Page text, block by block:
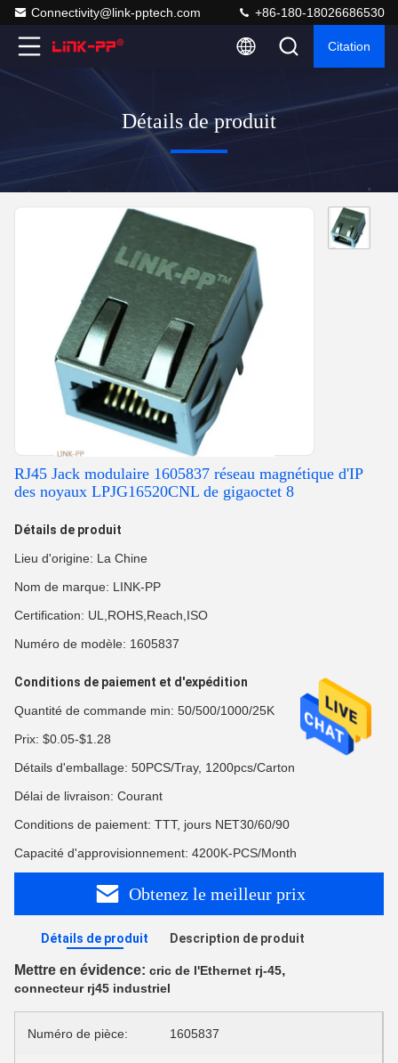
Connectivity@link-pptech.com +86-180-18026686530
Citation
Détails de produit
RJ45 Jack modulaire 1605837 réseau magnétique d'IP
des noyaux LPJG16520CNL de gigaoctet 8
Détails de produit
Lieu d'origine: La Chine
Nom de marque: LINK-PP
Certification: UL,ROHS,Reach,ISO
Numéro de modèle: 1605837
Conditions de paiement et d'expédition
Quantité de commande min: 50/500/1000/25K
Prix: $0.05-$1.28
Détails d'emballage: 50PCS/Tray, 1200pcs/Carton
Délai de livraison: Courant
Conditions de paiement: TTT, jours NET30/60/90
Capacité d'approvisionnement: 4200K-PCS/Month
Obtenez le meilleur prix
Détails de produit Description de produit
Mettre en évidence: cric de l'Ethernet rj-45,
connecteur rj45 industriel
Numéro de pièce: 1605837